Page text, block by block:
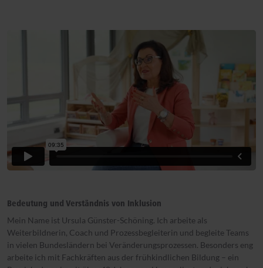
Bedeutung und Verständnis von Inklusion
Mein Name ist Ursula Günster-Schöning. Ich arbeite als
Weiterbildnerin, Coach und Prozessbegleiterin und begleite Teams
in vielen Bundesländern bei Veränderungsprozessen. Besonders eng
arbeite ich mit Fachkräften aus der frühkindlichen Bildung – ein